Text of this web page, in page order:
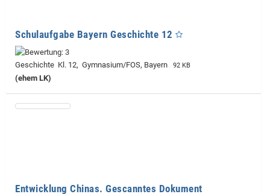
Schulaufgabe Bayern Geschichte​ 12
Geschichte Kl. 12, Gymnasium/FOS, Bayern 92 KB
(ehem LK)
Entwicklung Chinas. Gescanntes Dokument